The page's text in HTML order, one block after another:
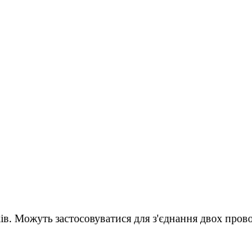
Можуть застосовуватися для з'єднання двох